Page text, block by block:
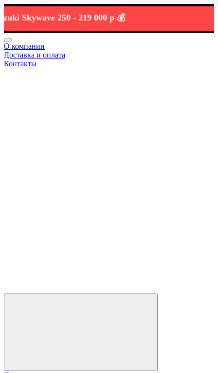
250 -219 000 р 💰
О компании
Доставка и оплата
Контакты